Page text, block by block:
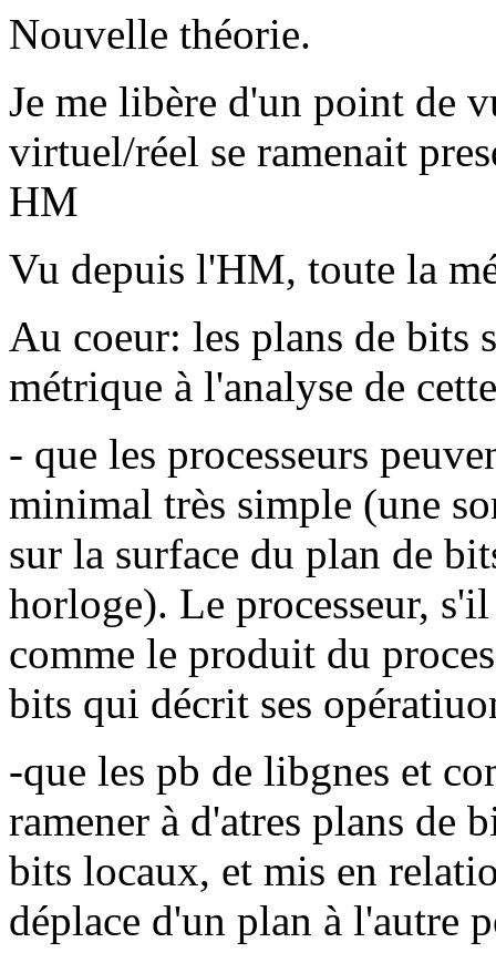
Nouvelle théorie.
Je me libère d'un point de
virtuel/réel se ramenait
HM
Vu depuis l'HM, toute la
Au coeur: les plans de bits
métrique à l'analyse de
- que les processeurs
minimal très simple (une
sur la surface du plan de
horloge). Le processeur,
comme le produit du
bits qui décrit ses
-que les pb de libgnes et
ramener à d'atres plans de
bits locaux, et mis en
déplace d'un plan à l'autre